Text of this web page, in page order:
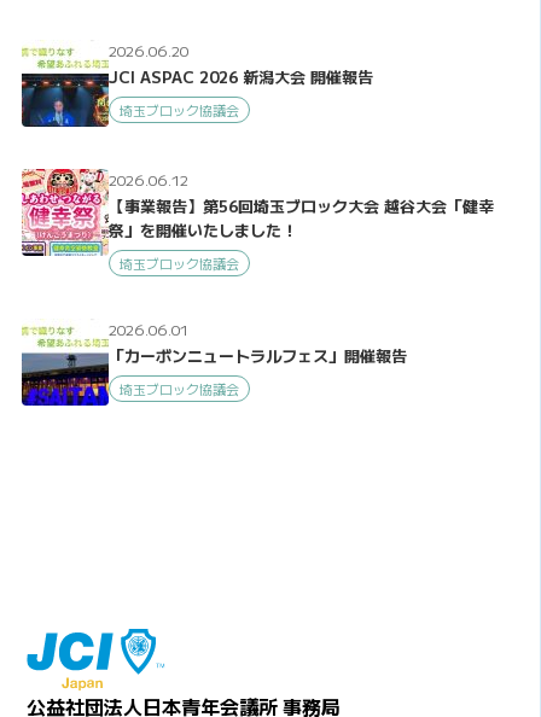
2026.06.20
JCI ASPAC 2026 新潟大会 開催報告
埼玉ブロック協議会
2026.06.12
【事業報告】第56回埼玉ブロック大会 越谷大会「健幸
祭」を開催いたしました！
埼玉ブロック協議会
2026.06.01
「カーボンニュートラルフェス」開催報告
埼玉ブロック協議会
公益社団法人日本青年会議所 事務局